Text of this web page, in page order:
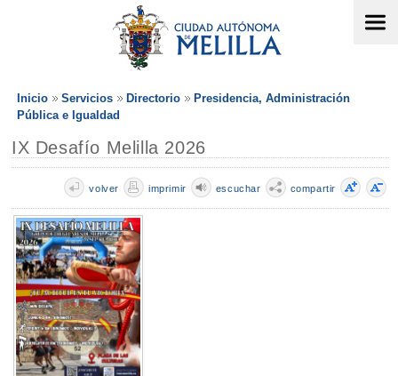
Inicio Servicios Directorio
Presidencia, Administración
Pública e Igualdad
IX Desafío Melilla 2026
compartir
escuchar
imprimir
volver